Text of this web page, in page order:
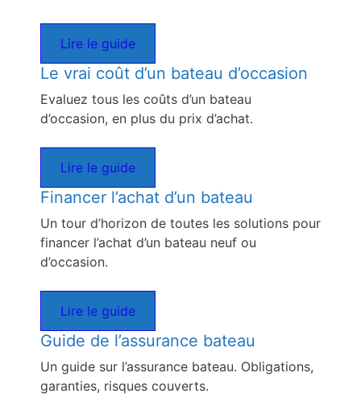
Lire le guide
Le vrai coût d’un bateau d’occasion
Evaluez tous les coûts d’un bateau
d’occasion, en plus du prix d’achat.
Lire le guide
Financer l’achat d’un bateau
Un tour d’horizon de toutes les solutions pour
financer l’achat d’un bateau neuf ou
d’occasion.
Lire le guide
Guide de l’assurance bateau
Un guide sur l’assurance bateau. Obligations,
garanties, risques couverts.